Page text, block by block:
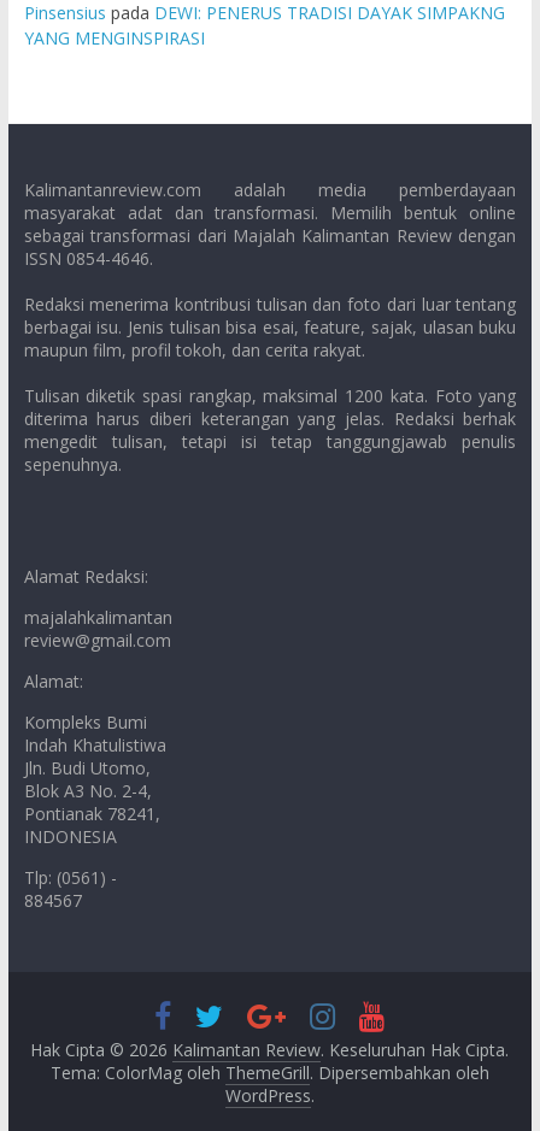
Pinsensius pada DEWI: PENERUS TRADISI DAYAK SIMPAKNG
YANG MENGINSPIRASI
Kalimantanreview.com adalah media pemberdayaan
masyarakat adat dan transformasi. Memilih bentuk online
sebagai transformasi dari Majalah Kalimantan Review dengan
ISSN 0854-4646.
Redaksi menerima kontribusi tulisan dan foto dari luar tentang
berbagai isu. Jenis tulisan bisa esai, feature, sajak, ulasan buku
maupun film, profil tokoh, dan cerita rakyat.
Tulisan diketik spasi rangkap, maksimal 1200 kata. Foto yang
diterima harus diberi keterangan yang jelas. Redaksi berhak
mengedit tulisan, tetapi isi tetap tanggungjawab penulis
sepenuhnya.
Alamat Redaksi:
majalahkalimantan
review@gmail.com
Alamat:
Kompleks Bumi
Indah Khatulistiwa
Jln. Budi Utomo,
Blok A3 No. 2-4,
Pontianak 78241,
INDONESIA
Tlp: (0561) -
884567
Hak Cipta © 2026 Kalimantan Review. Keseluruhan Hak Cipta.
Tema: ColorMag oleh ThemeGrill. Dipersembahkan oleh
WordPress.